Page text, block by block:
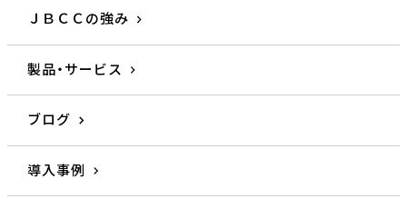
ＪＢＣＣの強み
製品・サービス
ブログ
導入事例